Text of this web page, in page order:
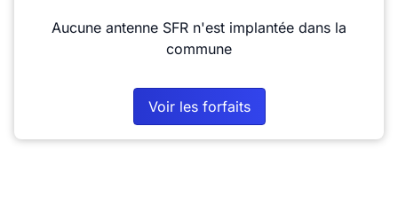
Aucune antenne SFR n'est implantée dans la
commune
Voir les forfaits